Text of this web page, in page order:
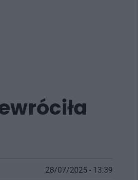
28/07/2025 - 13:39